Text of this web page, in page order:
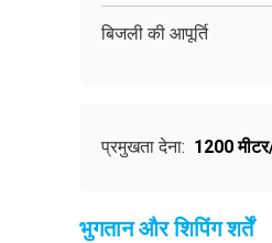
बिजली की आपूर्ति
प्रमुखता देना: 1200
भुगतान और शिपिंग शर्तें